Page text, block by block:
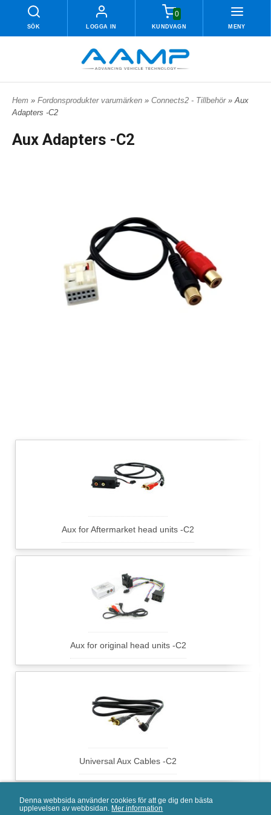
Denna webbsida använder cookies för att ge dig den bästa
upplevelsen av webbsidan. Mer information
SÖK LOGGA IN
0
KUNDVAGN MENY
Hem » Fordonsprodukter varumärken » Connects2 - Tillbehör » Aux
Adapters -C2
Aux Adapters -C2
Aux for Aftermarket head units -C2
Aux for original head units -C2
Universal Aux Cables -C2